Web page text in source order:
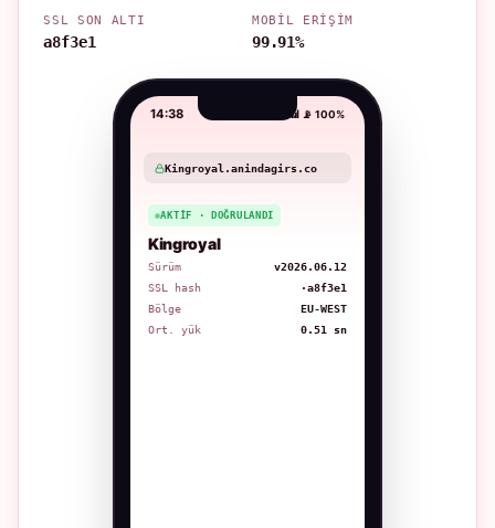
SSL SON ALTI
a8f3e1
MOBIL ERIŞIM
99.91%
14:38 📶 📡 100%
Kingroyal.anindagirs.co
AKTIF · DOĞRULANDI
Kingroyal
Sürüm
v2026.06.12
SSL hash
·a8f3e1
Bölge
EU-WEST
Ort. yük
0.51 sn